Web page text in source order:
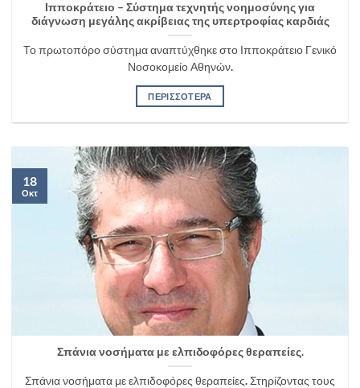
Ιπποκράτειο – Σύστημα τεχνητής νοημοσύνης για
διάγνωση μεγάλης ακρίβειας της υπερτροφίας καρδιάς
Το πρωτοπόρο σύστημα αναπτύχθηκε στο Ιπποκράτειο Γενικό
Νοσοκομείο Αθηνών.
ΠΕΡΙΣΣΟΤΕΡΑ
Σπάνια νοσήματα με ελπιδοφόρες θεραπείες.
Σπάνια νοσήματα με ελπιδοφόρες θεραπείες. Στηρίζοντας τους
18
Οκτ